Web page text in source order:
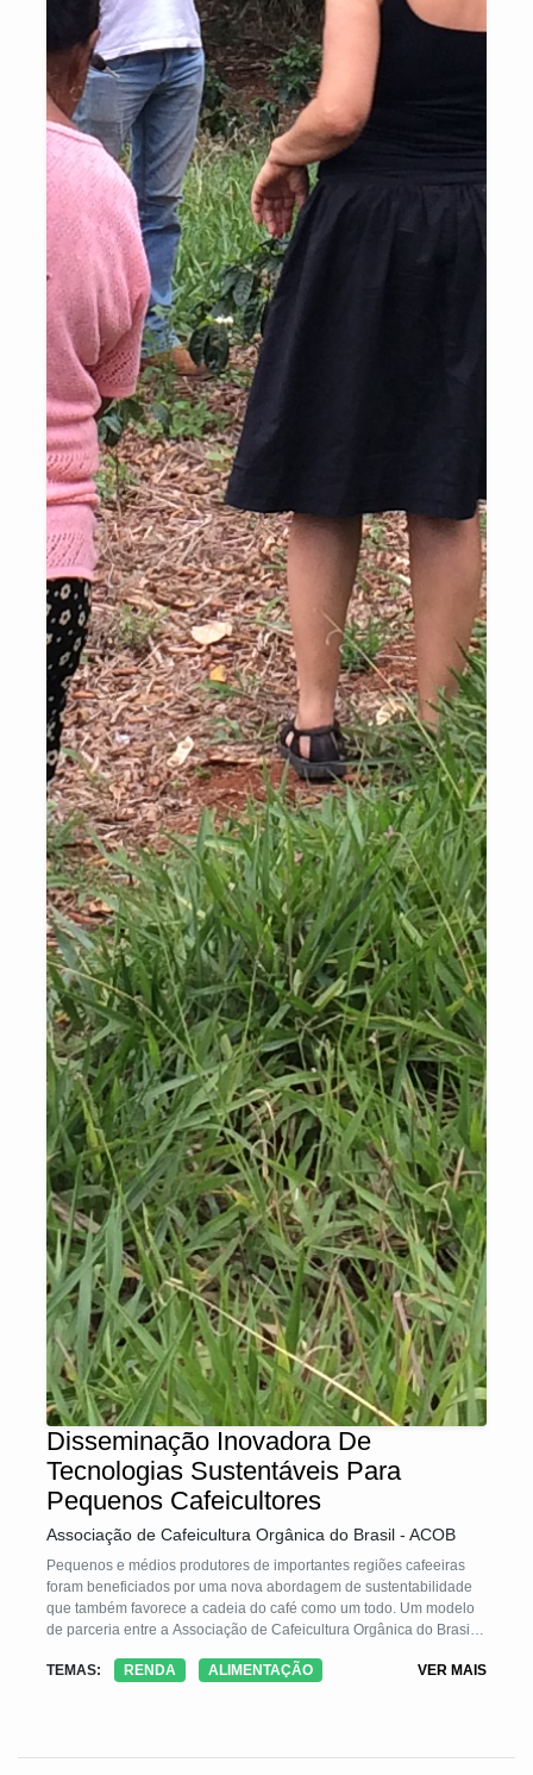
Disseminação Inovadora De
Tecnologias Sustentáveis Para
Pequenos Cafeicultores
Associação de Cafeicultura Orgânica do Brasil - ACOB
Pequenos e médios produtores de importantes regiões cafeeiras
foram beneficiados por uma nova abordagem de sustentabilidade
que também favorece a cadeia do café como um todo. Um modelo
de parceria entre a Associação de Cafeicultura Orgânica do Brasil
torrefadores, e doadores estrangeiros proporcionou a milhares de
melhores mercados, técnicas de adaptação às mudanças climáticas
TEMAS: RENDA ALIMENTAÇÃO VER MAIS